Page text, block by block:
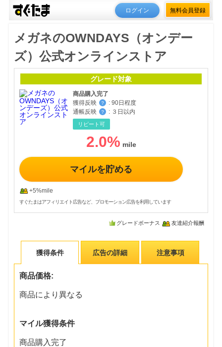
ログイン 無料会員登録
メガネのOWNDAYS（オンデー
ズ）公式オンラインストア
グレード対象
商品購入完了
獲得反映
？ : 90日程度
通帳反映
？ : ３日以内
リピート可
2.0%
マイルを貯める
+5%mile
すぐたまはアフィリエイト広告など、プロモーション広告を利用しています
グレードボーナス 友達紹介報酬
獲得条件 広告の詳細 注意事項
商品価格:
商品により異なる
マイル獲得条件
商品購入完了